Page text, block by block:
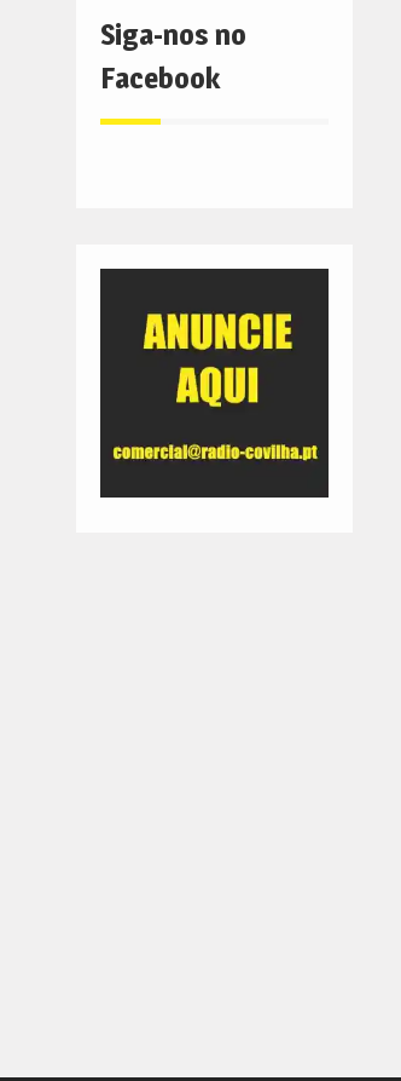
Siga-nos no
Facebook